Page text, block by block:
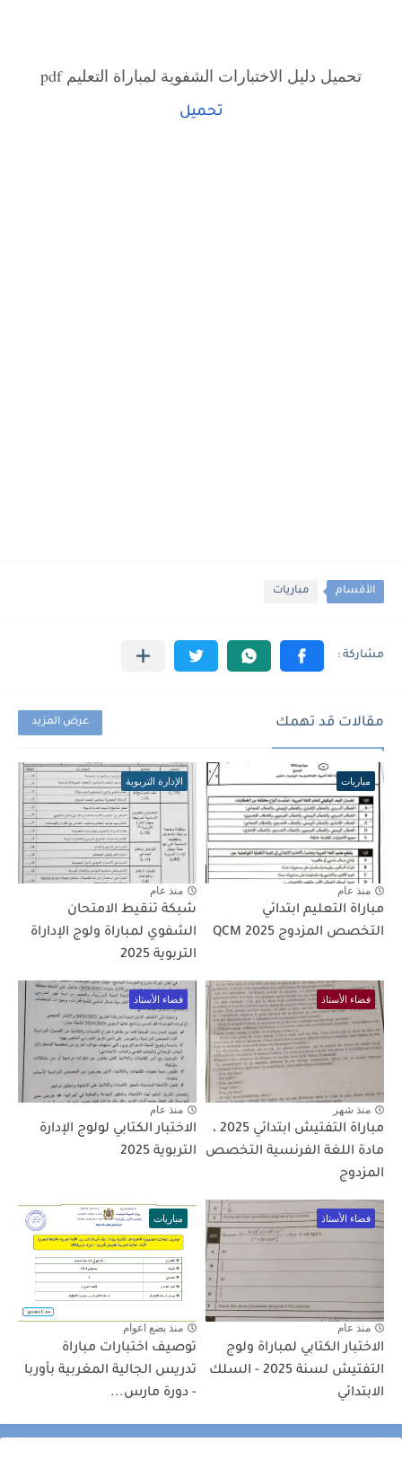
تحميل دليل الاختبارات الشفوية لمباراة التعليم pdf
تحميل
الأقسام مباريات
مقالات قد تهمك عرض المزيد
مباريات
منذ عام
مباراة التعليم ابتدائي
التخصص المزدوج 2025 QCM
الإدارة التربوية
منذ عام
شبكة تنقيط الامتحان
الشفوي لمباراة ولوج الإداراة
التربوية 2025
فضاء الأستاذ
منذ شهر
مباراة التفتيش ابتدائي 2025 ،
مادة اللغة الفرنسية التخصص
المزدوج
فضاء الأستاذ
منذ عام
الاختبار الكتابي لولوج الإدارة
التربوية 2025
فضاء الأستاذ
منذ عام
الاختبار الكتابي لمباراة ولوج
التفتيش لسنة 2025 - السلك
الابتدائي
مباريات
منذ بضع اعوام
توصيف اختبارات مباراة
تدريس الجالية المغربية بأوربا
- دورة مارس...